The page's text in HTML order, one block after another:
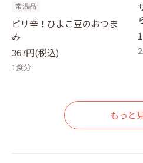
常温品
ピリ辛！ひよこ豆のおつま
み
367円(税込)
1食分
もっと